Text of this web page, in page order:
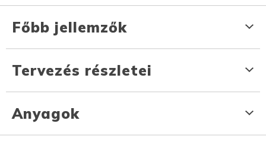
Főbb jellemzők
Tervezés részletei
Anyagok